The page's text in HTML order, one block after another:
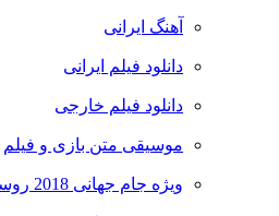
آهنگ ایرانی
دانلود فیلم ایرانی
دانلود فیلم خارجی
موسیقی متن بازی و فیلم
ویژه جام جهانی 2018 روسیه